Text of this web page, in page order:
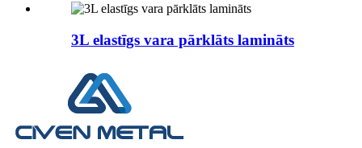
3L elastīgs vara pārklāts lamināts